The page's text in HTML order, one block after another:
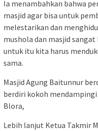
Ia menambahkan bahwa
masjid agar bisa untuk
melestarikan dan
mushola dan masjid
untuk itu kita harus
sama.
Masjid Agung Baitunnur
berdiri kokoh
Blora,
Lebih lanjut Ketua Takmir